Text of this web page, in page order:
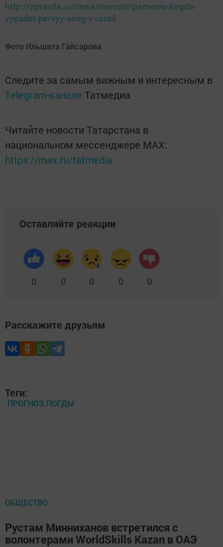
http://zpravda.ru/news/novosti/gismeteo-kogda-
vypadet-pervyy-sneg-v-rossii
Фото Ильшата Гайсарова
Следите за самым важным и интересным в
Telegram-канале Татмедиа
Читайте новости Татарстана в
национальном мессенджере MАХ:
https://max.ru/tatmedia
Оставляйте реакции
0 0 0 0 0
Расскажите друзьям
Теги:
ПРОГНОЗ ПОГДЫ
ОБЩЕСТВО
Рустам Минниханов встретился с
волонтерами WorldSkills Kazan в ОАЭ